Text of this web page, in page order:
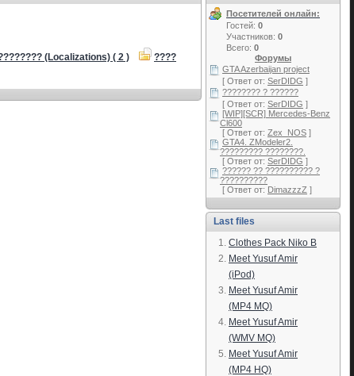
(Localizations) ( 2 )
????
Посетителей онлайн:
Гостей: 0
Участников: 0
Всего: 0
Форумы
GTA Azerbaijan project
[ Ответ от: SerDIDG ]
???????? ? ??????
[ Ответ от: SerDIDG ]
[WIP][SCR] Mercedes-Benz
Cl600
[ Ответ от: Zex_NOS ]
GTA4. ZModeler2.
????????? ????????.
[ Ответ от: SerDIDG ]
?????? ?? ?????????? ?
??????????
[ Ответ от: DimazzzZ ]
Last files
Clothes Pack Niko B
Meet Yusuf Amir
(iPod)
Meet Yusuf Amir
(MP4 MQ)
Meet Yusuf Amir
(WMV MQ)
Meet Yusuf Amir
(MP4 HQ)